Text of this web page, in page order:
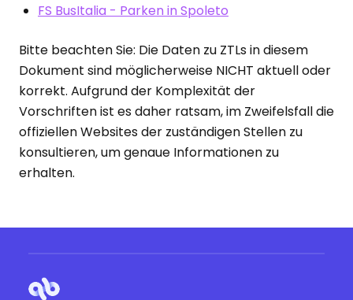
FS BusItalia - Parken in Spoleto
Bitte beachten Sie: Die Daten zu ZTLs in diesem
Dokument sind möglicherweise NICHT aktuell oder
korrekt. Aufgrund der Komplexität der
Vorschriften ist es daher ratsam, im Zweifelsfall die
offiziellen Websites der zuständigen Stellen zu
konsultieren, um genaue Informationen zu
erhalten.